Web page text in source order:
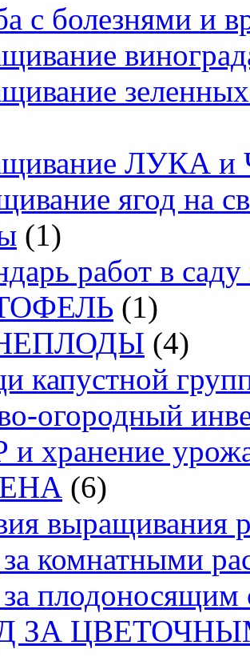
с болезнями и
ЛУКА
ягод на
(1)
работ в
(1)
(4)
капустной
огородный
хранение
(6)
выращивания
комнатными
плодоносящим
ЗА